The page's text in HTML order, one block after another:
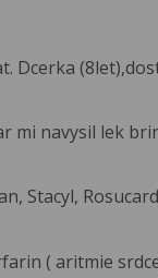
Dcerka
mi navysil lek
Stacyl,
( aritmie